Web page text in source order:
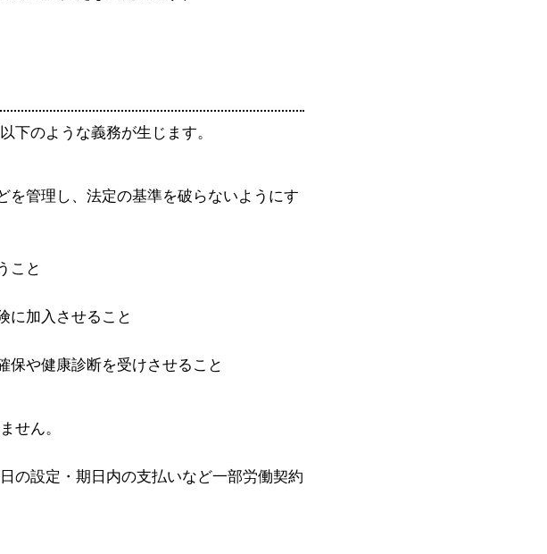
のような義務が生じます。
を管理し、法定の基準を破らないようにす
こと
に加入させること
保や健康診断を受けさせること
せん。
の設定・期日内の支払いなど一部労働契約